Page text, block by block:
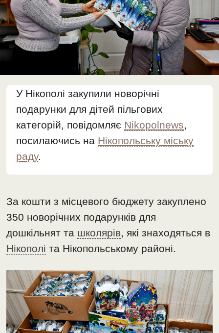
У Нікополі закупили новорічні
подарунки для дітей пільгових
категорій, повідомляє Nikopolnews,
посилаючись на Нікопольську міську
раду.
За кошти з місцевого бюджету закуплено
350 новорічних подарунків для
дошкільнят та школярів, які знаходяться в
Нікополі та Нікопольському районі.